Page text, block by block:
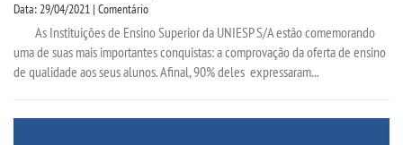
Data: 29/04/2021 | Comentário
As Instituições de Ensino Superior da UNIESP S/A estão comemorando
uma de suas mais importantes conquistas: a comprovação da oferta de ensino
de qualidade aos seus alunos. Afinal, 90% deles expressaram...